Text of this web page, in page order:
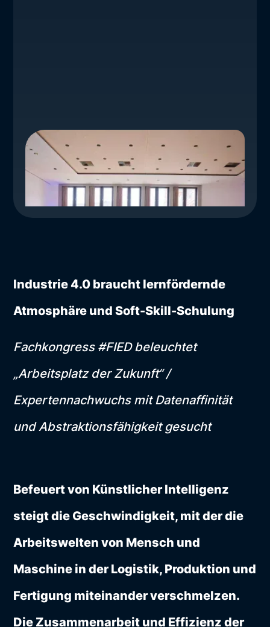
Industrie 4.0 braucht lernfördernde
Atmosphäre und Soft-Skill-Schulung
Fachkongress #FIED beleuchtet
„Arbeitsplatz der Zukunft“ /
Expertennachwuchs mit Datenaffinität
und Abstraktionsfähigkeit gesucht
Befeuert von Künstlicher Intelligenz
steigt die Geschwindigkeit, mit der die
Arbeitswelten von Mensch und
Maschine in der Logistik, Produktion und
Fertigung miteinander verschmelzen.
Die Zusammenarbeit und Effizienz der